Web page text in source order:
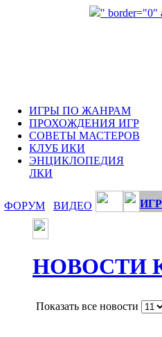
" border="0"
ИГРЫ ПО ЖАНРАМ
ПРОХОЖДЕНИЯ ИГР
СОВЕТЫ МАСТЕРОВ
КЛУБ ИКИ
ЭНЦИКЛОПЕДИЯ
ЛКИ
ФОРУМ ВИДЕО
НОВОСТИ
Показать все новости